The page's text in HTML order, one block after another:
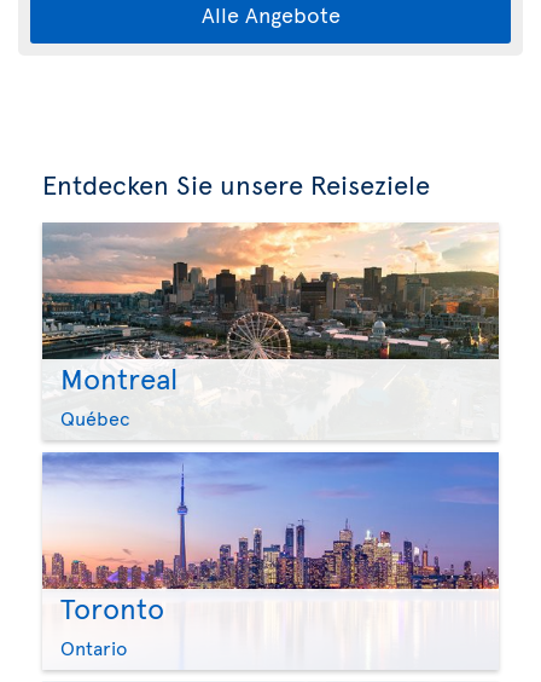
Alle Angebote
Entdecken Sie unsere Reiseziele
Montreal
Québec
Toronto
Ontario